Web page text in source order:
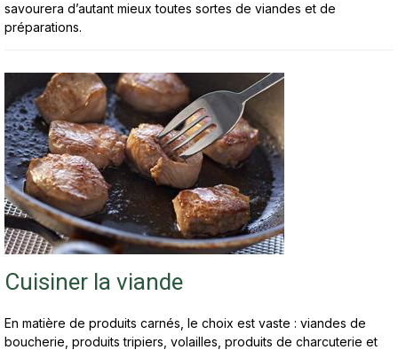
savourera d’autant mieux toutes sortes de viandes et de
préparations.
Cuisiner la viande
En matière de produits carnés, le choix est vaste : viandes de
boucherie, produits tripiers, volailles, produits de charcuterie et